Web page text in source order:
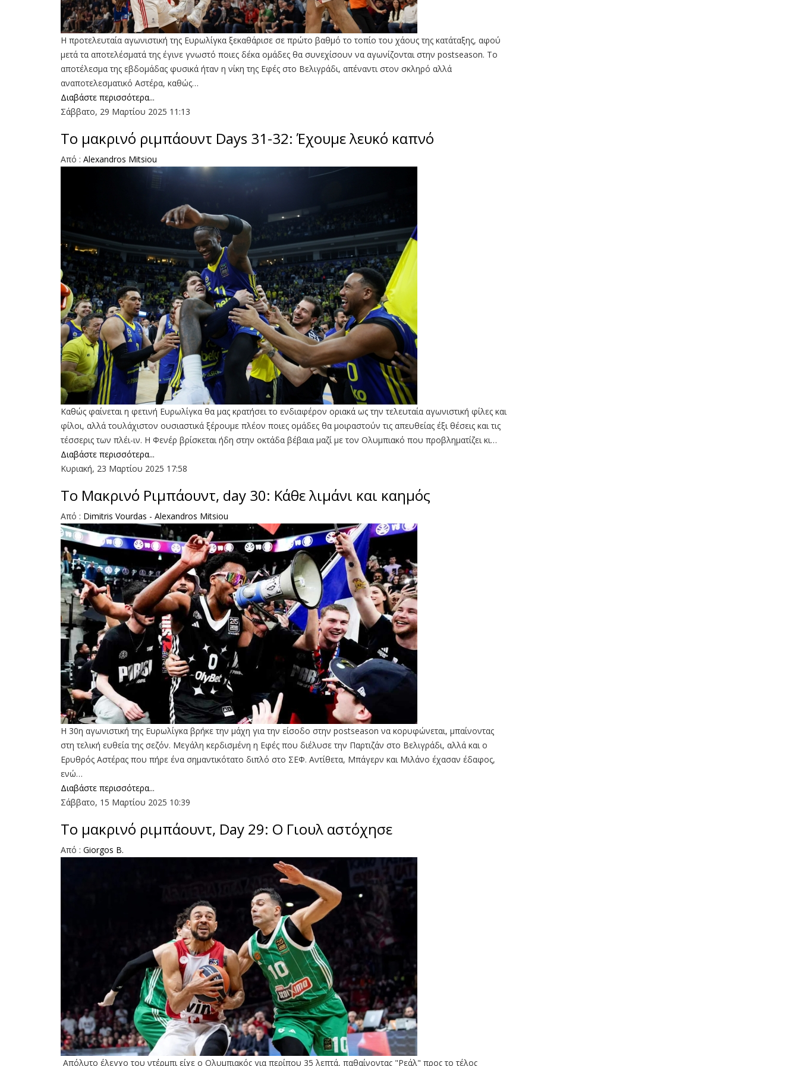
Η προτελευταία αγωνιστική της Ευρωλίγκα ξεκαθάρισε σε πρώτο βαθμό το τοπίο του χάους της κατάταξης, αφού
μετά τα αποτελέσματά της έγινε γνωστό ποιες δέκα ομάδες θα συνεχίσουν να αγωνίζονται στην postseason. Το
αποτέλεσμα της εβδομάδας φυσικά ήταν η νίκη της Εφές στο Βελιγράδι, απέναντι στον σκληρό αλλά
αναποτελεσματικό Αστέρα, καθώς…
Διαβάστε περισσότερα...
Σάββατο, 29 Μαρτίου 2025 11:13
Το μακρινό ριμπάουντ Days 31-32: Έχουμε λευκό καπνό
Aπό : Alexandros Mitsiou
Καθώς φαίνεται η φετινή Ευρωλίγκα θα μας κρατήσει το ενδιαφέρον οριακά ως την τελευταία αγωνιστική φίλες και
φίλοι, αλλά τουλάχιστον ουσιαστικά ξέρουμε πλέον ποιες ομάδες θα μοιραστούν τις απευθείας έξι θέσεις και τις
τέσσερις των πλέι-ιν. Η Φενέρ βρίσκεται ήδη στην οκτάδα βέβαια μαζί με τον Ολυμπιακό που προβληματίζει κι…
Διαβάστε περισσότερα...
Κυριακή, 23 Μαρτίου 2025 17:58
To Μακρινό Ριμπάουντ, day 30: Κάθε λιμάνι και καημός
Aπό : Dimitris Vourdas - Alexandros Mitsiou
Η 30η αγωνιστική της Ευρωλίγκα βρήκε την μάχη για την είσοδο στην postseason να κορυφώνεται, μπαίνοντας
στη τελική ευθεία της σεζόν. Μεγάλη κερδισμένη η Εφές που διέλυσε την Παρτιζάν στο Βελιγράδι, αλλά και ο
Ερυθρός Αστέρας που πήρε ένα σημαντικότατο διπλό στο ΣΕΦ. Αντίθετα, Μπάγερν και Μιλάνο έχασαν έδαφος,
ενώ…
Διαβάστε περισσότερα...
Σάββατο, 15 Μαρτίου 2025 10:39
Το μακρινό ριμπάουντ, Day 29: Ο Γιουλ αστόχησε
Από : Giorgos B.
Απόλυτο έλεγχο του ντέρμπι είχε ο Ολυμπιακός για περίπου 35 λεπτά, παθαίνοντας "Ρεάλ" προς το τέλος